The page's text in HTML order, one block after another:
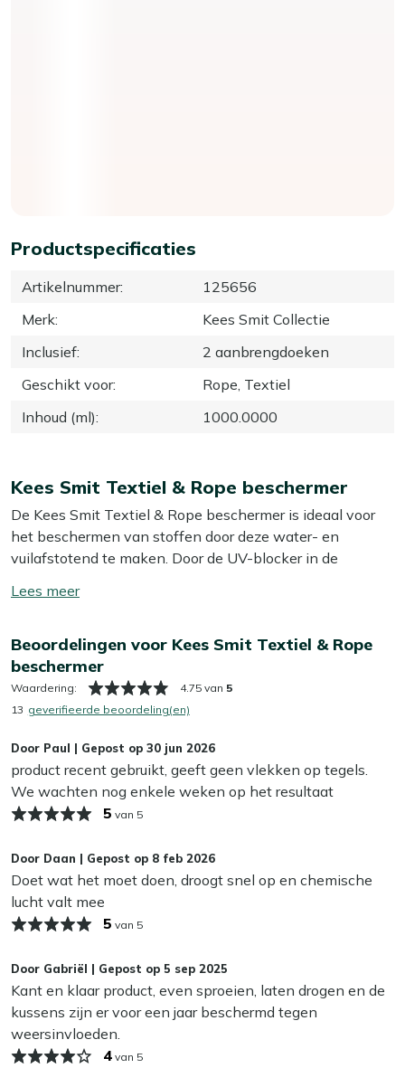
Productspecificaties
Artikelnummer:
125656
Merk:
Kees Smit Collectie
Inclusief:
2 aanbrengdoeken
Geschikt voor:
Rope, Textiel
Inhoud (ml): 1000.0000
Kees Smit Textiel & Rope beschermer
De Kees Smit Textiel & Rope beschermer is ideaal voor
het beschermen van stoffen door deze water- en
vuilafstotend te maken. Door de UV-blocker in de
De benodigde aanbrengdoeken worden bij de
in één keer in huis.
De beschermer is geschikt voor de volgende materialen:
(Outdoor) textiel;
Gebruiksaanwijzing
gebruiken. Wij raden aan om de beschermer te gebruiken
nadat je de meubelen hebt schoongemaakt, bijvoorbeeld
met onze Textiel & Rope reiniger. Volg deze stappen voor
een optimale bescherming:
de beschermer goed voor gebruik;
Stap 2: Spray een ruime laag op het materiaal tot het
volledig doorweekt is;
Stap 3: Laat het materiaal vervolgens volledig drogen.
Toon/verberg
Beoordelingen voor Kees Smit Textiel & Rope
beschermer
Waardering: 4.75 van 5
13 geverifieerde beoordeling(en)
Door Paul | Gepost op 30 jun 2026
product recent gebruikt, geeft geen vlekken op tegels.
We wachten nog enkele weken op het resultaat
5 van 5
Door Daan | Gepost op 8 feb 2026
Doet wat het moet doen, droogt snel op en chemische
lucht valt mee
5 van 5
Door Gabriël | Gepost op 5 sep 2025
Kant en klaar product, even sproeien, laten drogen en de
kussens zijn er voor een jaar beschermd tegen
weersinvloeden.
4 van 5